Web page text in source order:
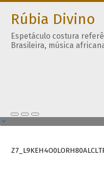
Rúbia Divino
Espetáculo costura
Brasileira, música